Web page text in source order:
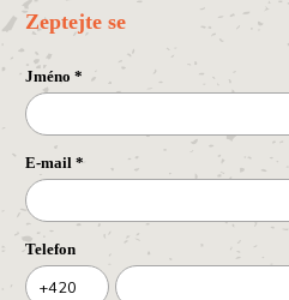
Zeptejte se
Jméno *
E-mail *
Telefon
+420